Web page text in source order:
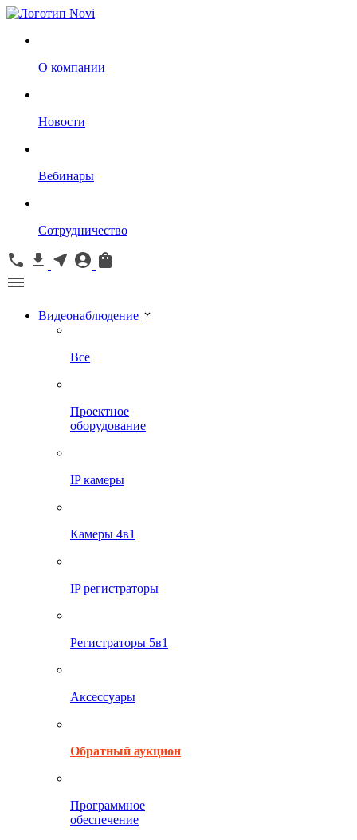
О компании
Новости
Вебинары
Сотрудничество
Видеонаблюдение
Все
Проектное
оборудование
IP камеры
Камеры 4в1
IP регистраторы
Регистраторы 5в1
Аксессуары
Обратный аукцион
Программное
обеспечение